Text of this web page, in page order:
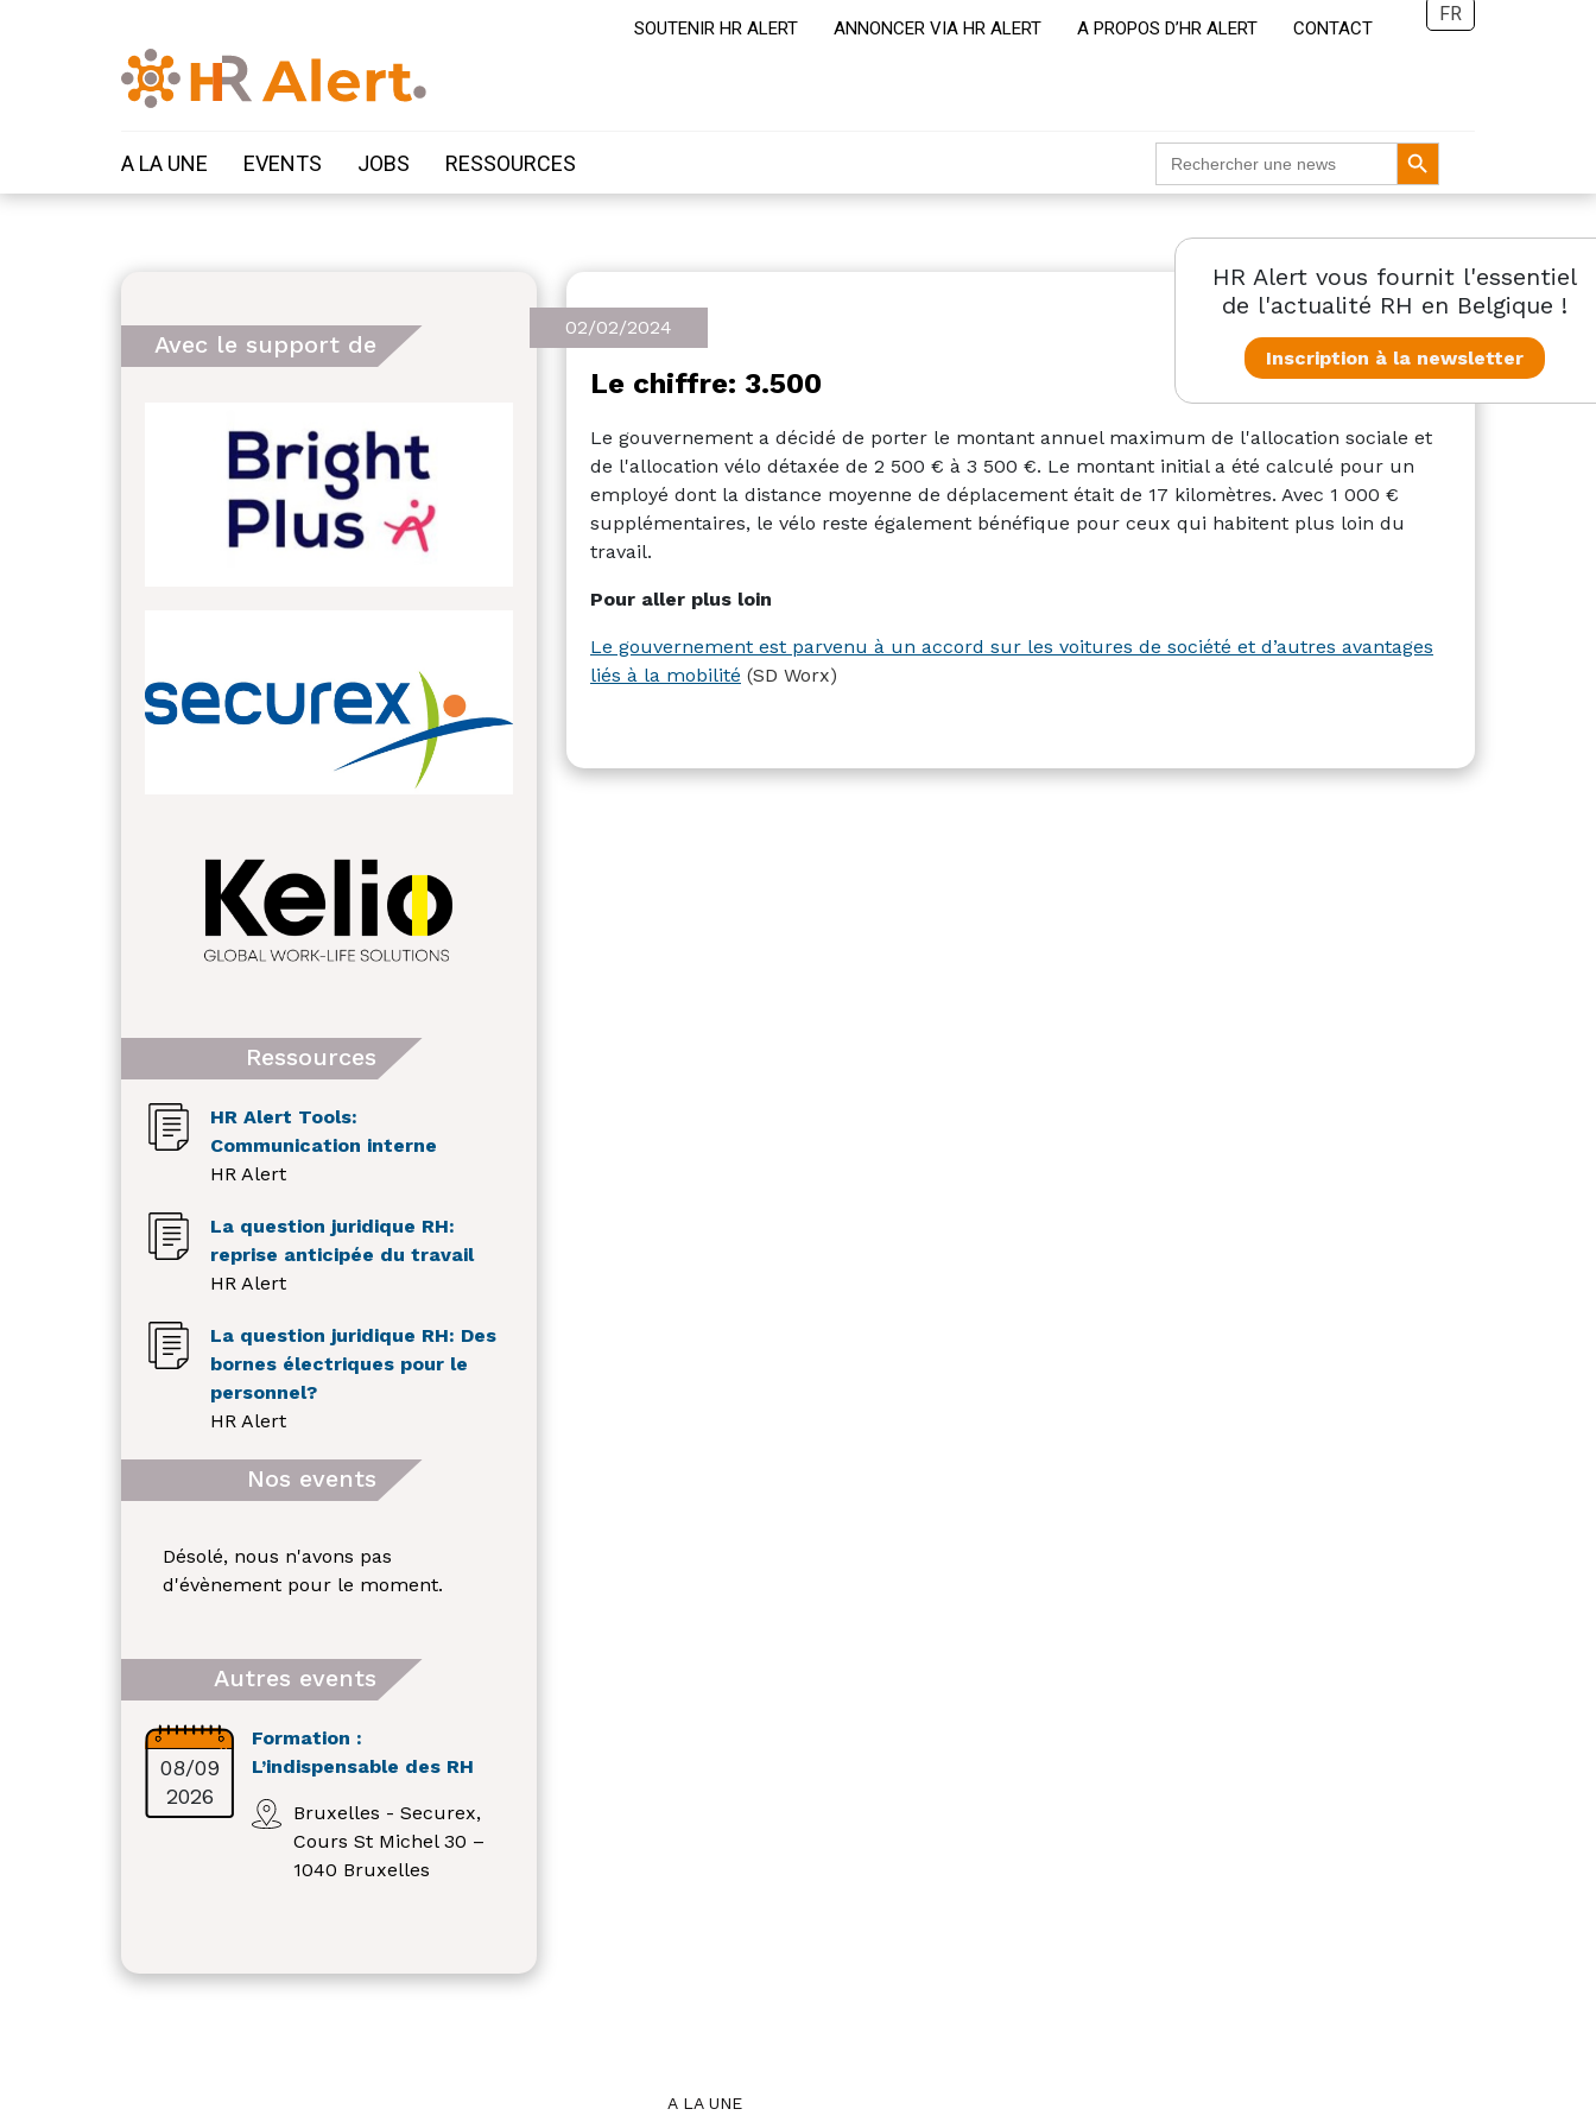
SOUTENIR HR ALERT ANNONCER VIA HR ALERT A PROPOS D’HR ALERT CONTACT
FR
A LA UNE EVENTS JOBS RESSOURCES
Search
for:
Search Button
Avec le support de
Ressources
HR Alert Tools:
Communication interne
HR Alert
La question juridique RH:
reprise anticipée du travail
HR Alert
La question juridique RH: Des
bornes électriques pour le
personnel?
HR Alert
Nos events
Désolé, nous n'avons pas
d'évènement pour le moment.
Autres events
08/09
2026
Formation :
L’indispensable des RH
Bruxelles - Securex,
Cours St Michel 30 –
1040 Bruxelles
HR Alert vous fournit l'essentiel
de l'actualité RH en Belgique !
Inscription à la newsletter
02/02/2024
Le chiffre: 3.500
Le gouvernement a décidé de porter le montant annuel maximum de l'allocation sociale et
de l'allocation vélo détaxée de 2 500 € à 3 500 €. Le montant initial a été calculé pour un
employé dont la distance moyenne de déplacement était de 17 kilomètres. Avec 1 000 €
supplémentaires, le vélo reste également bénéfique pour ceux qui habitent plus loin du
travail.
Pour aller plus loin
Le gouvernement est parvenu à un accord sur les voitures de société et d’autres avantages
liés à la mobilité (SD Worx)
A LA UNE